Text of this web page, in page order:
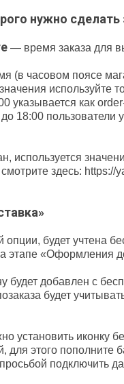
нужно сделать
— время заказа для
(в часовом поясе
используйте
указывается как
18:00 пользователи
используется
здесь:
опции, будет учтена
этапе «Оформления
будет добавлен с
будет
установить иконку
для этого
подключить